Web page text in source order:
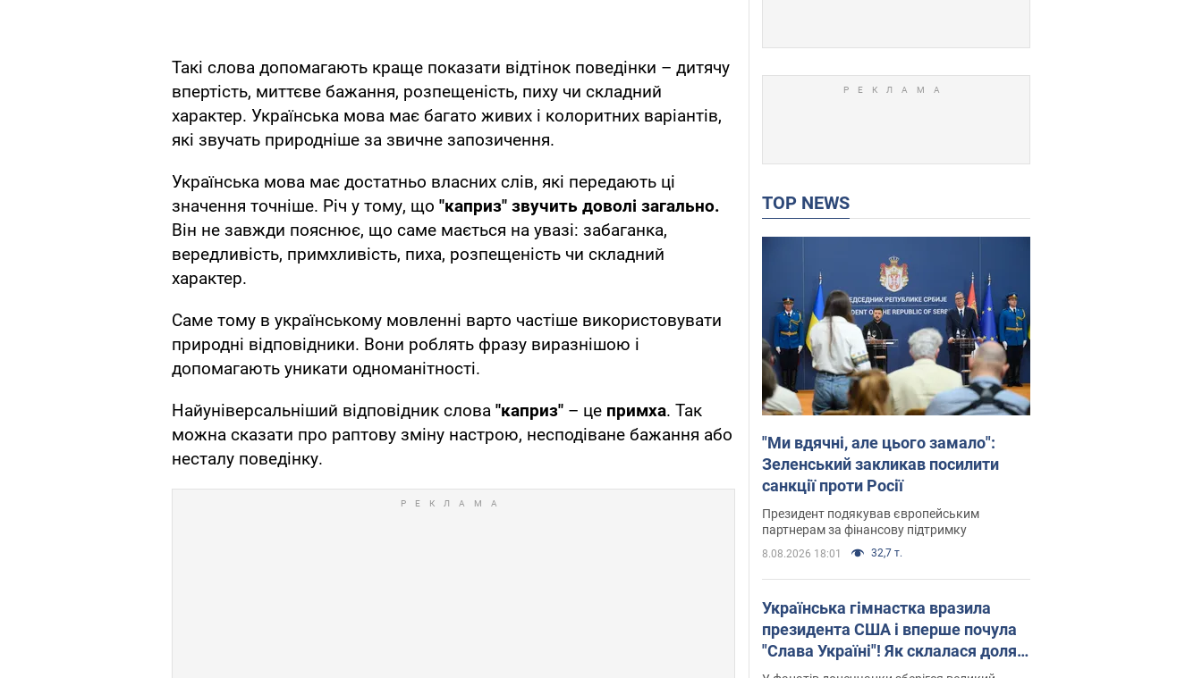
Такі слова допомагають краще показати відтінок поведінки – дитячу
впертість, миттєве бажання, розпещеність, пиху чи складний
характер. Українська мова має багато живих і колоритних варіантів,
які звучать природніше за звичне запозичення.
Українська мова має достатньо власних слів, які передають ці
значення точніше. Річ у тому, що "каприз" звучить доволі загально.
Він не завжди пояснює, що саме мається на увазі: забаганка,
вередливість, примхливість, пиха, розпещеність чи складний
характер.
Саме тому в українському мовленні варто частіше використовувати
природні відповідники. Вони роблять фразу виразнішою і
допомагають уникати одноманітності.
Найуніверсальніший відповідник слова "каприз" – це примха. Так
можна сказати про раптову зміну настрою, несподіване бажання або
несталу поведінку.
TOP NEWS
"Ми вдячні, але цього замало":
Зеленський закликав посилити
санкції проти Росії
Президент подякував європейським
партнерам за фінансову підтримку
8.08.2026 18:01 32,7 т.
Українська гімнастка вразила
президента США і вперше почула
"Слава Україні"! Як склалася доля
Подкопаєвої, яка 30 років тому